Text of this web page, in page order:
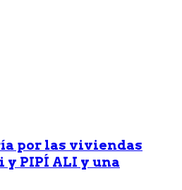
por las viviendas
PIPÍ ALI y una